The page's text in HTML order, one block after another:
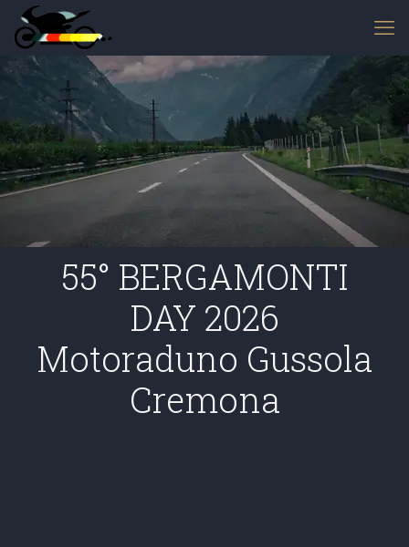
55° BERGAMONTI
DAY 2026
Motoraduno Gussola
Cremona